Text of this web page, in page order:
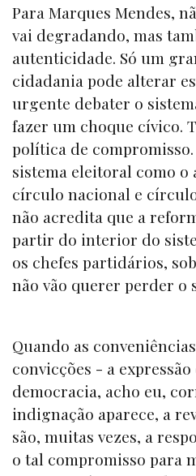
Para Marques Mendes,
vai degradando, mas
autenticidade. Só um
cidadania pode alterar
urgente debater o
fazer um choque cívico.
política de
sistema eleitoral como o
círculo nacional e
não acredita que a
partir do interior do
os chefes partidários,
não vão querer perder o
Quando as
convicções - a
democracia, acho eu,
indignação aparece, a
são, muitas vezes, a
o tal compromisso para